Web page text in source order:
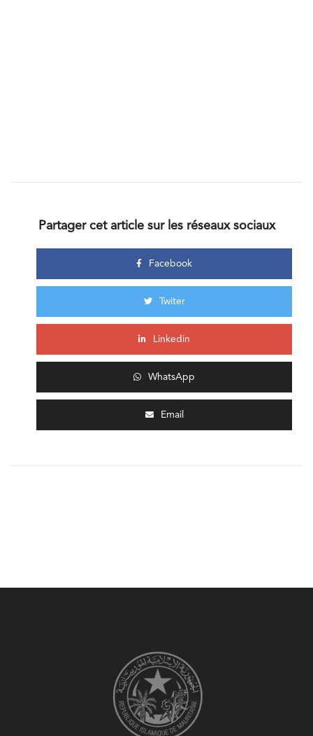
Partager cet article sur les réseaux sociaux
Facebook
Twiter
Linkedin
WhatsApp
Email